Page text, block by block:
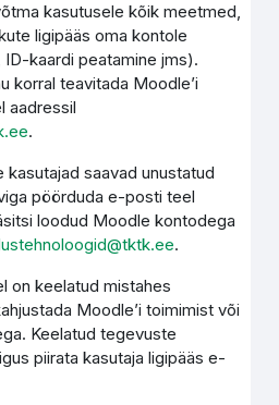
kasutusele kõik meetmed,
ligipääs oma kontole
kaardi peatamine jms).
korral teavitada Moodle’i
aadressil
.
saavad unustatud
pöörduda e-posti teel
loodud Moodle kontodega
.
on keelatud mistahes
Moodle’i toimimist või
Keelatud tegevuste
piirata kasutaja ligipääs e-